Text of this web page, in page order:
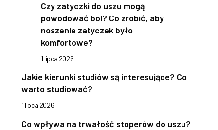
Czy zatyczki do uszu mogą
powodować ból? Co zrobić, aby
noszenie zatyczek było
komfortowe?
1 lipca 2026
Jakie kierunki studiów są interesujące? Co
warto studiować?
1 lipca 2026
Co wpływa na trwałość stoperów do uszu?